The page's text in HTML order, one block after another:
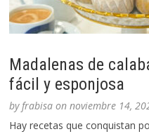
Madalenas de
fácil y esponjosa
byfrabisa onnoviembre 14,
Hay recetas que conquistan